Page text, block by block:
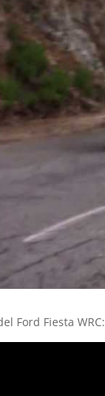
Ford Fiesta WRC: